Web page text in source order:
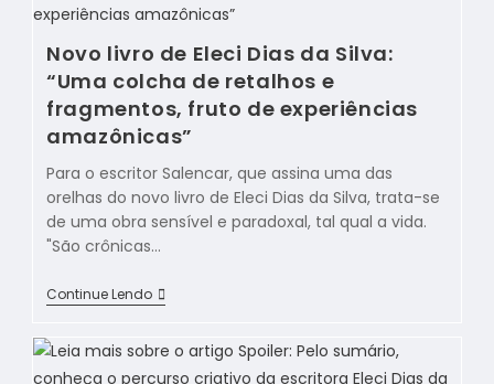
Novo livro de Eleci Dias da Silva:
“Uma colcha de retalhos e
fragmentos, fruto de experiências
amazônicas”
Para o escritor Salencar, que assina uma das
orelhas do novo livro de Eleci Dias da Silva, trata-se
de uma obra sensível e paradoxal, tal qual a vida.
"São crônicas…
Continue Lendo